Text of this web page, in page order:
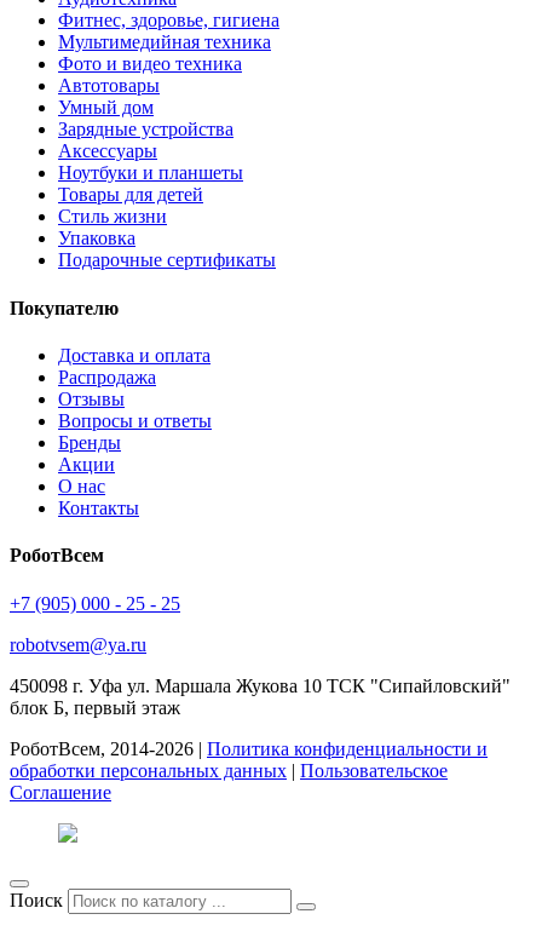
Фитнес, здоровье, гигиена
Мультимедийная техника
Фото и видео техника
Автотовары
Умный дом
Зарядные устройства
Аксессуары
Ноутбуки и планшеты
Товары для детей
Стиль жизни
Упаковка
Подарочные сертификаты
Покупателю
Доставка и оплата
Распродажа
Отзывы
Вопросы и ответы
Бренды
Акции
О нас
Контакты
РоботВсем
+7 (905) 000 - 25 - 25
robotvsem@ya.ru
450098 г. Уфа ул. Маршала Жукова 10 ТСК "Сипайловский"
блок Б, первый этаж
РоботВсем, 2014-2026 | Политика конфиденциальности и
обработки персональных данных | Пользовательское
Соглашение
Поиск